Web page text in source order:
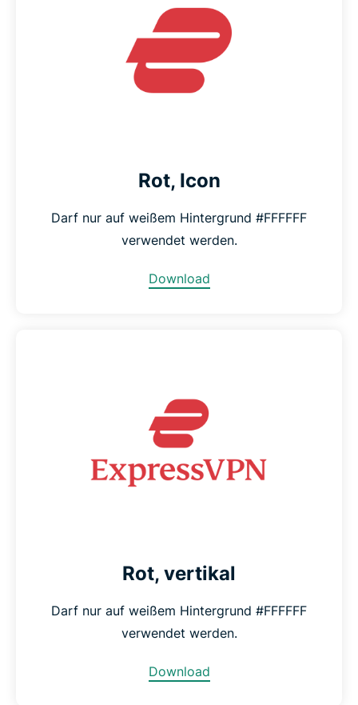
Rot, Icon
Darf nur auf weißem Hintergrund #FFFFFF
verwendet werden.
Download
Rot, vertikal
Darf nur auf weißem Hintergrund #FFFFFF
verwendet werden.
Download